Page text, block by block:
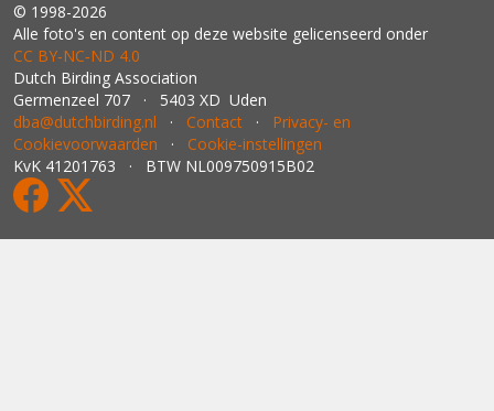
© 1998-2026
Alle foto's en content op deze website gelicenseerd onder
CC BY‑NC‑ND 4.0
Dutch Birding Association
Germenzeel 707 · 5403 XD Uden
dba@dutchbirding.nl · Contact · Privacy- en
Cookievoorwaarden · Cookie-instellingen
KvK 41201763 · BTW NL009750915B02